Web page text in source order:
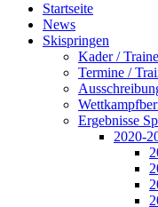
Startseite
News
Skispringen
Kader /
Termine /
Ergebnisse
2020-